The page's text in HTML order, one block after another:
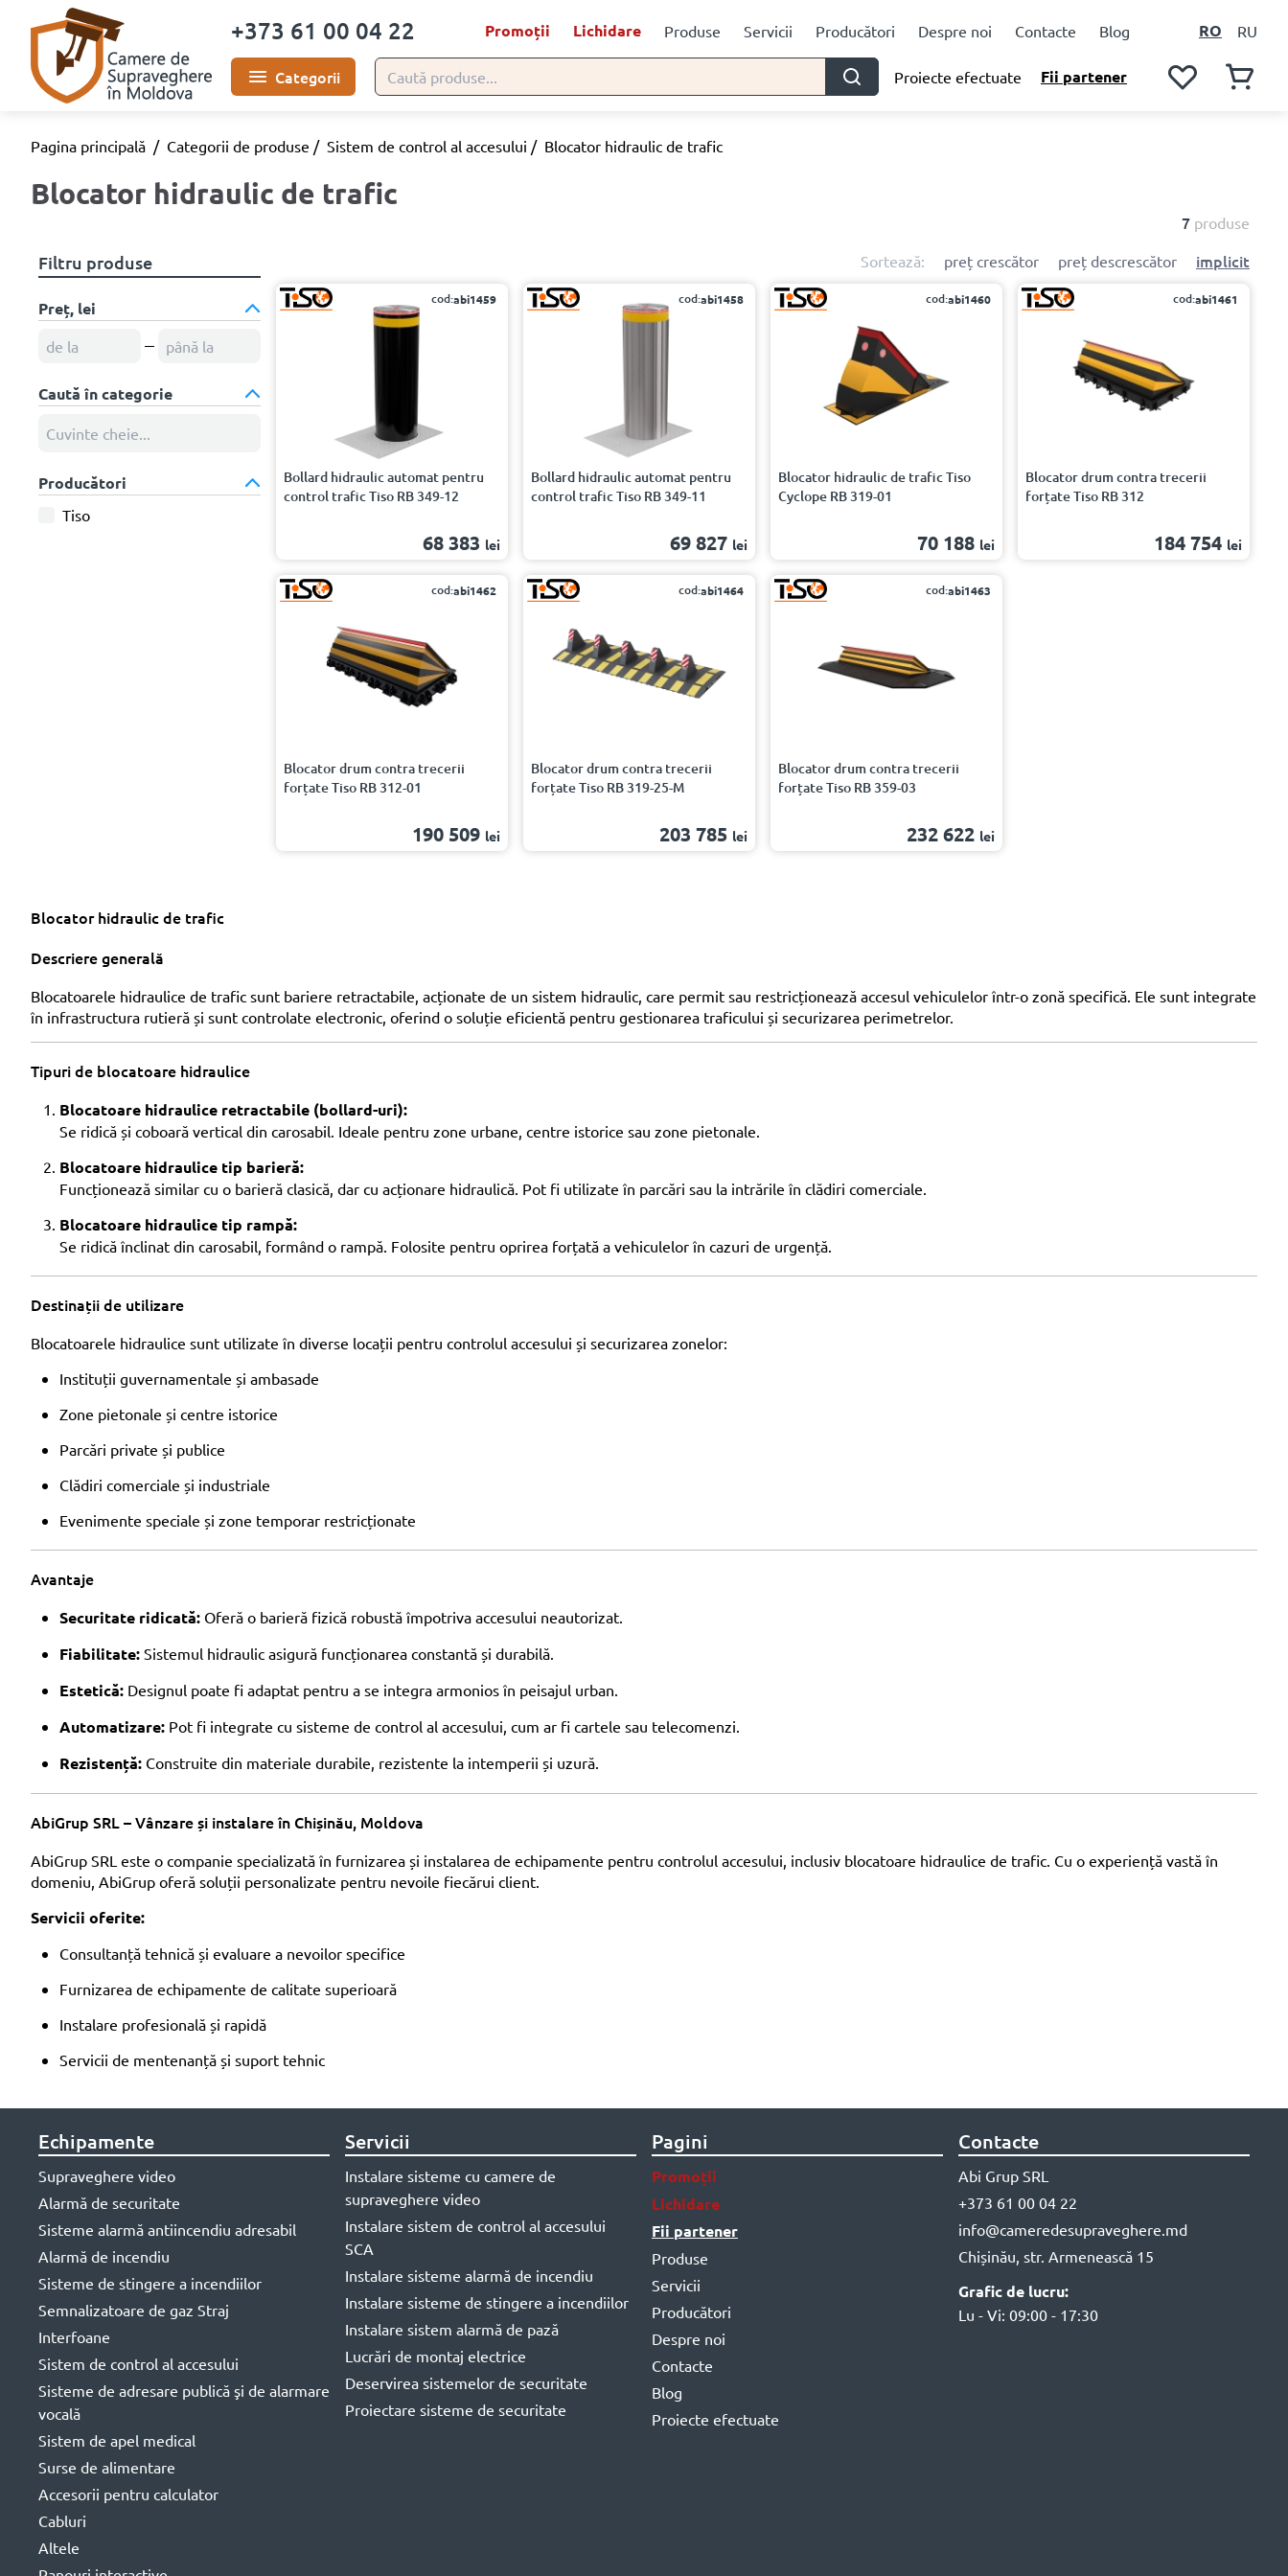
+373 61 00 04 22 Promoții Lichidare Produse Servicii Producători Despre noi Contacte Blog RO RU
Categorii Proiecte efectuate Fii partener
Pagina principală / Categorii de produse / Sistem de control al accesului / Blocator hidraulic de trafic
Blocator hidraulic de trafic
7 produse
Filtru produse
Preț, lei
Caută în categorie
Producători
Tiso
Sortează: preț crescător preț descrescător implicit
cod:abi1459
Bollard hidraulic automat pentru
control trafic Tiso RB 349-12
68 383 lei
cod:abi1458
Bollard hidraulic automat pentru
control trafic Tiso RB 349-11
69 827 lei
cod:abi1460
Blocator hidraulic de trafic Tiso
Cyclope RB 319-01
70 188 lei
cod:abi1461
Blocator drum contra trecerii
forțate Tiso RB 312
184 754 lei
cod:abi1462
Blocator drum contra trecerii
forțate Tiso RB 312-01
190 509 lei
cod:abi1464
Blocator drum contra trecerii
forțate Tiso RB 319-25-M
203 785 lei
cod:abi1463
Blocator drum contra trecerii
forțate Tiso RB 359-03
232 622 lei
Blocator hidraulic de trafic
Descriere generală
Blocatoarele hidraulice de trafic sunt bariere retractabile, acționate de un sistem hidraulic, care permit sau restricționează accesul vehiculelor într-o zonă specifică. Ele sunt integrate
în infrastructura rutieră și sunt controlate electronic, oferind o soluție eficientă pentru gestionarea traficului și securizarea perimetrelor.
Tipuri de blocatoare hidraulice
Blocatoare hidraulice retractabile (bollard-uri):
Se ridică și coboară vertical din carosabil. Ideale pentru zone urbane, centre istorice sau zone pietonale.
Blocatoare hidraulice tip barieră:
Funcționează similar cu o barieră clasică, dar cu acționare hidraulică. Pot fi utilizate în parcări sau la intrările în clădiri comerciale.
Blocatoare hidraulice tip rampă:
Se ridică înclinat din carosabil, formând o rampă. Folosite pentru oprirea forțată a vehiculelor în cazuri de urgență.
Destinații de utilizare
Blocatoarele hidraulice sunt utilizate în diverse locații pentru controlul accesului și securizarea zonelor:
Instituții guvernamentale și ambasade
Zone pietonale și centre istorice
Parcări private și publice
Clădiri comerciale și industriale
Evenimente speciale și zone temporar restricționate
Avantaje
Securitate ridicată: Oferă o barieră fizică robustă împotriva accesului neautorizat.
Fiabilitate: Sistemul hidraulic asigură funcționarea constantă și durabilă.
Estetică: Designul poate fi adaptat pentru a se integra armonios în peisajul urban.
Automatizare: Pot fi integrate cu sisteme de control al accesului, cum ar fi cartele sau telecomenzi.
Rezistență: Construite din materiale durabile, rezistente la intemperii și uzură.
AbiGrup SRL – Vânzare și instalare în Chișinău, Moldova
AbiGrup SRL este o companie specializată în furnizarea și instalarea de echipamente pentru controlul accesului, inclusiv blocatoare hidraulice de trafic. Cu o experiență vastă în
domeniu, AbiGrup oferă soluții personalizate pentru nevoile fiecărui client.
Servicii oferite:
Consultanță tehnică și evaluare a nevoilor specifice
Furnizarea de echipamente de calitate superioară
Instalare profesională și rapidă
Servicii de mentenanță și suport tehnic
Echipamente
Supraveghere video
Alarmă de securitate
Sisteme alarmă antiincendiu adresabil
Alarmă de incendiu
Sisteme de stingere a incendiilor
Semnalizatoare de gaz Straj
Interfoane
Sistem de control al accesului
Sisteme de adresare publică şi de alarmare
vocală
Sistem de apel medical
Surse de alimentare
Accesorii pentru calculator
Cabluri
Altele
Servicii
Instalare sisteme cu camere de
supraveghere video
Instalare sistem de control al accesului
SCA
Instalare sisteme alarmă de incendiu
Instalare sisteme de stingere a incendiilor
Instalare sistem alarmă de pază
Lucrări de montaj electrice
Deservirea sistemelor de securitate
Proiectare sisteme de securitate
Pagini
Promoții
Lichidare
Fii partener
Produse
Servicii
Producători
Despre noi
Contacte
Blog
Proiecte efectuate
Contacte
Abi Grup SRL
+373 61 00 04 22
info@cameredesupraveghere.md
Chișinău, str. Armenească 15
Grafic de lucru:
Lu - Vi: 09:00 - 17:30